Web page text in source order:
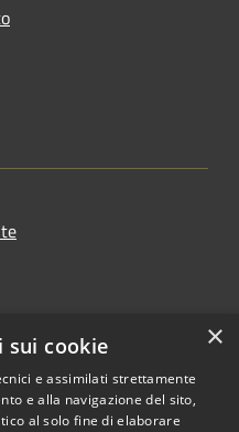
×
sui cookie
e assimilati strettamente
e alla navigazione del sito,
al solo fine di elaborare